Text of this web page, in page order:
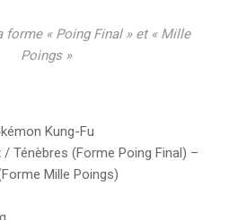
forme « Poing Final » et « Mille
Poings »
Kung-Fu
/ Ténèbres (Forme Poing Final) –
Mille Poings)